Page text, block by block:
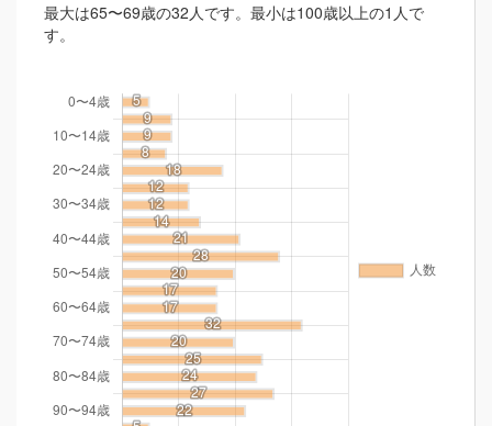
最大は65〜69歳の32人です。最小は100歳以上の1人で
す。